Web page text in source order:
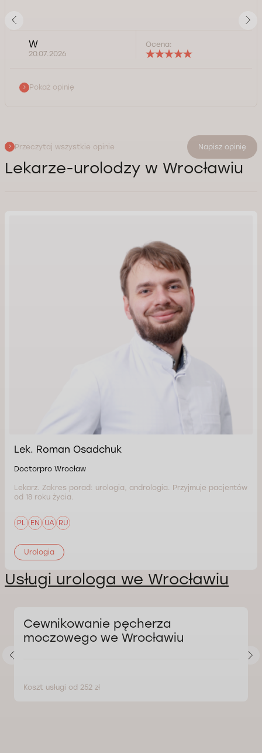
W
20.07.2026
Ocena:
Pokaż opinię
Przeczytaj wszystkie opinie Napisz opinię
Lekarze-urolodzy w Wrocławiu
Lek. Roman Osadchuk
Doctorpro Wrocław
Lekarz. Zakres porad: urologia, andrologia. Przyjmuje pacjentów
od 18 roku życia.
PL EN UA RU
Urologia
Usługi urologa we Wrocławiu
Cewnikowanie pęcherza
moczowego we Wrocławiu
Koszt usługi od 252 zł